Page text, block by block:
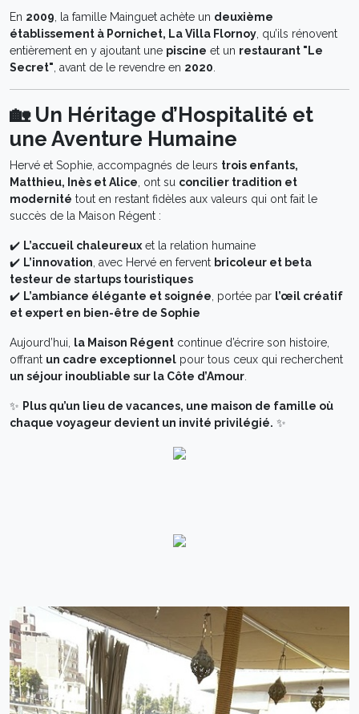
En 2009 , la famille Mainguet achète un deuxième
établissement à Pornichet, La Villa Flornoy , qu’ils rénovent
entièrement en y ajoutant une piscine et un restaurant "Le
Secret" , avant de le revendre en 2020
🏡 Un Héritage d’Hospitalité et
une Aventure Humaine
Hervé et Sophie, accompagnés de leurs trois enfants,
Matthieu, Inès et Alice , ont su concilier tradition et
modernité tout en restant fidèles aux valeurs qui ont fait le
succès de la Maison Régent :
✔️ L’accueil chaleureux et la relation humaine
✔️ L’innovation , avec Hervé en fervent bricoleur et beta
testeur de startups touristiques
✔️ L’ambiance élégante et soignée , portée par l’œil créatif
et expert en bien-être de Sophie
Aujourd’hui, la Maison Régent continue d’écrire son histoire,
offrant un cadre exceptionnel pour tous ceux qui recherchent
un séjour inoubliable sur la Côte d’Amour
✨ Plus qu’un lieu de vacances, une maison de famille où
chaque voyageur devient un invité privilégié. ✨